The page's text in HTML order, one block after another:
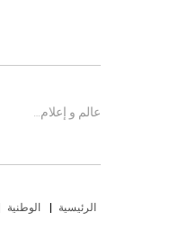
عالم و إعلام…
الرئيسية الوطنية